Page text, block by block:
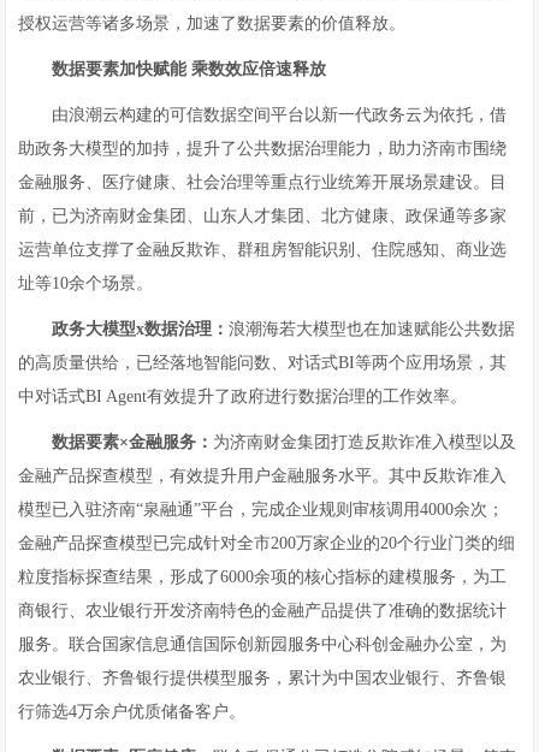
授权运营等诸多场景，加速了数据要素的价值释放。
数据要素加快赋能 乘数效应倍速释放
由浪潮云构建的可信数据空间平台以新一代政务云为依托，借
助政务大模型的加持，提升了公共数据治理能力，助力济南市围绕
金融服务、医疗健康、社会治理等重点行业统筹开展场景建设。目
前，已为济南财金集团、山东人才集团、北方健康、政保通等多家
运营单位支撑了金融反欺诈、群租房智能识别、住院感知、商业选
址等10余个场景。
政务大模型x数据治理：浪潮海若大模型也在加速赋能公共数据
的高质量供给，已经落地智能问数、对话式BI等两个应用场景，其
中对话式BI Agent有效提升了政府进行数据治理的工作效率。
数据要素×金融服务： 为济南财金集团打造反欺诈准入模型以及
金融产品探查模型，有效提升用户金融服务水平。其中反欺诈准入
模型已入驻济南“泉融通”平台，完成企业规则审核调用4000余次；
金融产品探查模型已完成针对全市200万家企业的20个行业门类的细
粒度指标探查结果，形成了6000余项的核心指标的建模服务，为工
商银行、农业银行开发济南特色的金融产品提供了准确的数据统计
服务。联合国家信息通信国际创新园服务中心科创金融办公室，为
农业银行、齐鲁银行提供模型服务，累计为中国农业银行、齐鲁银
行筛选4万余户优质储备客户。